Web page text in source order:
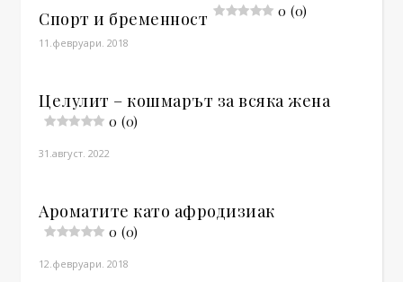
Спорт и бременност 0 (0)
11.февруари. 2018
Целулит – кошмарът за всяка жена
0 (0)
31.август. 2022
Ароматите като афродизиак
0 (0)
12.февруари. 2018